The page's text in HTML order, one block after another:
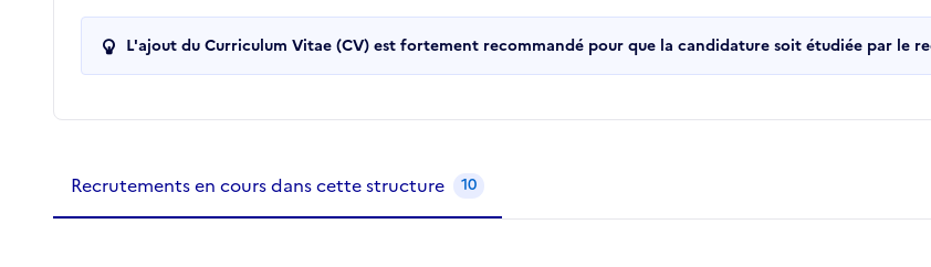
L'ajout du Curriculum Vitae (CV) est fortement recommandé pour que la candidature soit étudiée par le
Recrutements de la structure
Recrutements en cours dans cette structure 10